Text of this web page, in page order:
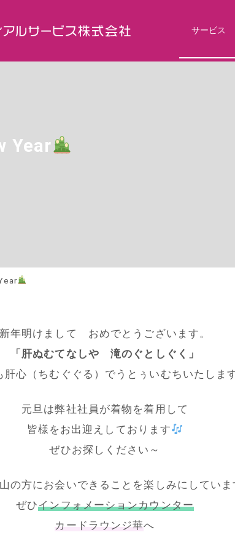
サービス
Year
新年明けまして おめでとうございます。
「肝ぬむてなしや 滝のぐとしぐく」
肝心（ちむぐぐる）でうとぅいむちいたしま
元旦は弊社社員が着物を着用して
皆様をお出迎えしております
ぜひお探しください～
の方にお会いできることを楽しみにしていま
ぜひインフォメーションカウンター
カードラウンジ華へ